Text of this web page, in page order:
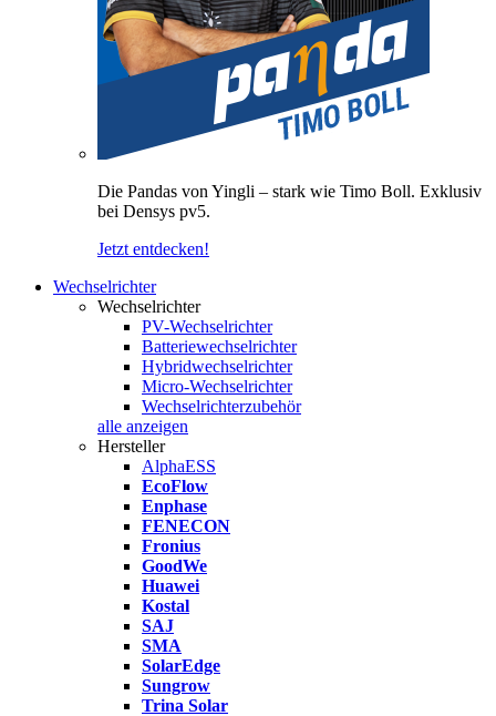
Die Pandas von Yingli – stark wie Timo Boll. Exklusiv
bei Densys pv5.
Jetzt entdecken!
Wechselrichter
Wechselrichter
PV-Wechselrichter
Batteriewechselrichter
Hybridwechselrichter
Micro-Wechselrichter
Wechselrichterzubehör
alle anzeigen
Hersteller
AlphaESS
EcoFlow
Enphase
FENECON
Fronius
GoodWe
Huawei
Kostal
SAJ
SMA
SolarEdge
Sungrow
Trina Solar